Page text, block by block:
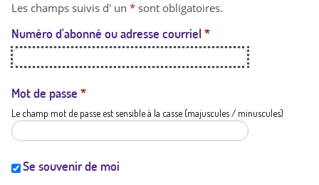
t
a
t
i
Les champs suivis d' un * sont obligatoires.
Numéro d'abonné ou adresse courriel *
Mot de passe *
Le champ mot de passe est sensible à la casse (majuscules / minuscules)
Se souvenir de moi